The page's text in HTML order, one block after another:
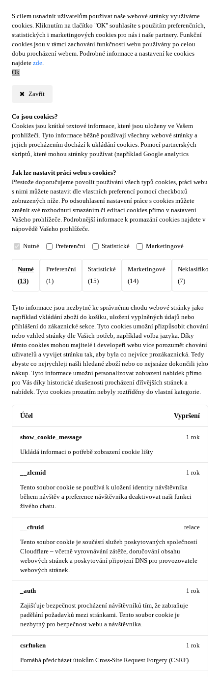
S cílem usnadnit uživatelům používat naše webové stránky využíváme
cookies. Kliknutím na tlačítko "OK" souhlasíte s použitím preferenčních,
statistických i marketingových cookies pro nás i naše partnery. Funkční
cookies jsou v rámci zachování funkčnosti webu používány po celou
dobu procházení webem. Podrobné informace a nastavení ke cookies
najdete zde.
Ok
Zavřít
Co jsou cookies?
Cookies jsou krátké textové informace, které jsou uloženy ve Vašem
prohlížeči. Tyto informace běžně používají všechny webové stránky a
jejich procházením dochází k ukládání cookies. Pomocí partnerských
skriptů, které mohou stránky používat (například Google analytics
Jak lze nastavit práci webu s cookies?
Přestože doporučujeme povolit používání všech typů cookies, práci webu
s nimi můžete nastavit dle vlastních preferencí pomocí checkboxů
zobrazených níže. Po odsouhlasení nastavení práce s cookies můžete
změnit své rozhodnutí smazáním či editací cookies přímo v nastavení
Vašeho prohlížeče. Podrobnější informace k promazání cookies najdete v
nápovědě Vašeho prohlížeče.
Nutné Preferenční Statistické Marketingové
Nutné
(13)
Preferenční
(1)
Statistické
(15)
Marketingové
(14)
(7)
Tyto informace jsou nezbytné ke správnému chodu webové stránky jako
například vkládání zboží do košíku, uložení vyplněných údajů nebo
přihlášení do zákaznické sekce. Tyto cookies umožní přizpůsobit chování
nebo vzhled stránky dle Vašich potřeb, například volba jazyka. Díky
těmto cookies mohou majitelé i developeři webu více porozumět chování
uživatelů a vyvijet stránku tak, aby byla co nejvíce prozákaznická. Tedy
abyste co nejrychleji našli hledané zboží nebo co nejsnáze dokončili jeho
nákup. Tyto informace umožní personalizovat zobrazení nabídek přímo
pro Vás díky historické zkušenosti procházení dřívějších stránek a
nabídek. Tyto cookies prozatím nebyly roztříděny do vlastní kategorie.
Účel Vypršení
show_cookie_message
Ukládá informaci o potřebě zobrazení cookie lišty
1 rok
__zlcmid
Tento soubor cookie se používá k uložení identity návštěvníka
během návštěv a preference návštěvníka deaktivovat naši funkci
živého chatu.
1 rok
__cfruid
Tento soubor cookie je součástí služeb poskytovaných společností
Cloudflare – včetně vyrovnávání zátěže, doručování obsahu
webových stránek a poskytování připojení DNS pro provozovatele
webových stránek.
relace
_auth
Zajišťuje bezpečnost procházení návštěvníků tím, že zabraňuje
padělání požadavků mezi stránkami. Tento soubor cookie je
nezbytný pro bezpečnost webu a návštěvníka.
1 rok
csrftoken
Pomáhá předcházet útokům Cross-Site Request Forgery (CSRF).
1 rok